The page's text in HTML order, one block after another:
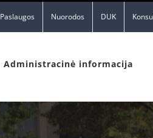
Paslaugos Nuorodos DUK
Administracinė informacija